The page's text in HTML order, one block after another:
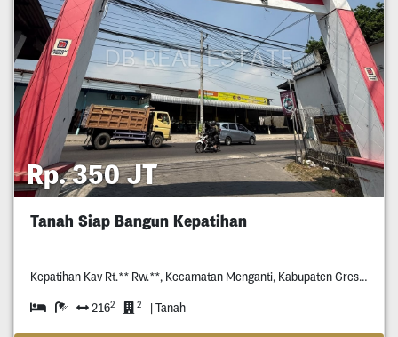
Rp. 350 JT
Tanah Siap Bangun Kepatihan
Kepatihan Kav Rt.** Rw.**, Kecamatan Menganti, Kabupaten Gresik.
2162 2 | Tanah